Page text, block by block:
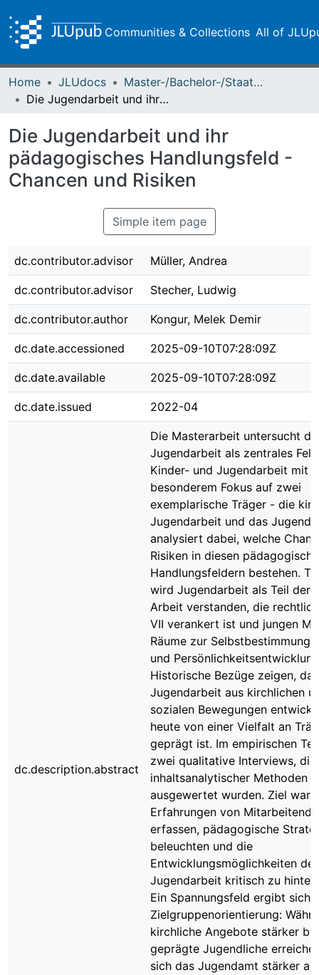
Communities & Collections All of
Home JLUdocs
Master-/Bachelor-/Staatsexamensarbeiten
Die Jugendarbeit und ihr pädagogisches Handlungsfeld - Chancen und Risiken
Die Jugendarbeit und ihr
pädagogisches Handlungsfeld -
Chancen und Risiken
Simple item page
dc.contributor.advisor Müller, Andrea
dc.contributor.advisor Stecher, Ludwig
dc.contributor.author Kongur, Melek Demir
dc.date.accessioned 2025-09-10T07:28:09Z
dc.date.available 2025-09-10T07:28:09Z
dc.date.issued 2022-04
dc.description.abstract
Die Masterarbeit untersucht
Jugendarbeit als zentrales
Kinder- und Jugendarbeit mit
besonderem Fokus auf zwei
exemplarische Träger - die
Jugendarbeit und das
analysiert dabei, welche
Risiken in diesen
Handlungsfeldern bestehen.
wird Jugendarbeit als Teil der
Arbeit verstanden, die
VII verankert ist und jungen
Räume zur Selbstbestimmung,
und
Historische Bezüge zeigen,
Jugendarbeit aus kirchlichen
sozialen Bewegungen
heute von einer Vielfalt an
geprägt ist. Im empirischen
zwei qualitative Interviews,
inhaltsanalytischer Methoden
ausgewertet wurden. Ziel war
Erfahrungen von
erfassen, pädagogische
beleuchten und die
Entwicklungsmöglichkeiten der
Jugendarbeit kritisch zu
Ein Spannungsfeld ergibt sich
Zielgruppenorientierung:
kirchliche Angebote stärker
geprägte Jugendliche
sich das Jugendamt stärker an